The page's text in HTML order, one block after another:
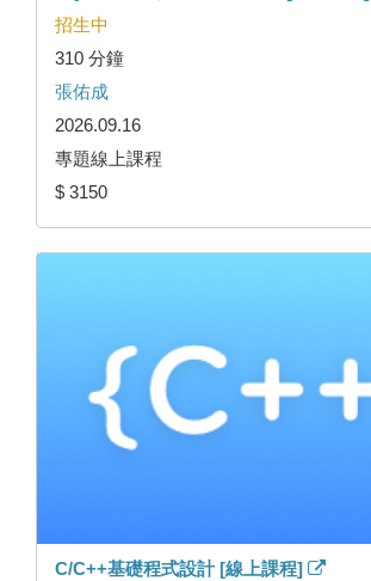
招生中
310 分鐘
張佑成
2026.09.16
專題線上課程
$ 3150
C/C++基礎程式設計 [線上課程]